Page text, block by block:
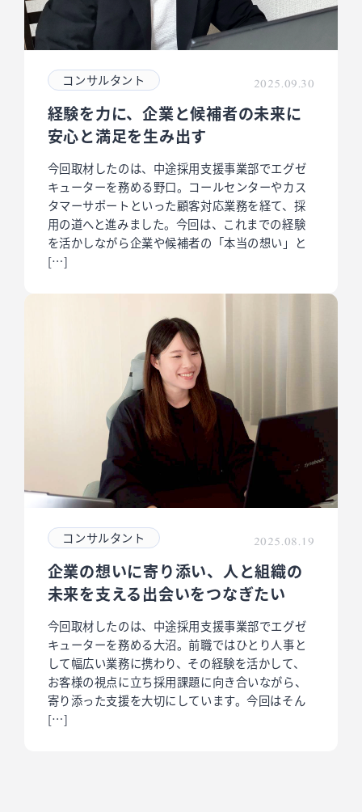
コンサルタント 2025.09.30
経験を力に、企業と候補者の未来に
安心と満足を生み出す
今回取材したのは、中途採用支援事業部でエグゼ
キューターを務める野口。コールセンターやカス
タマーサポートといった顧客対応業務を経て、採
用の道へと進みました。今回は、これまでの経験
を活かしながら企業や候補者の「本当の想い」と
[…]
コンサルタント 2025.08.19
企業の想いに寄り添い、人と組織の
未来を支える出会いをつなぎたい
今回取材したのは、中途採用支援事業部でエグゼ
キューターを務める大沼。前職ではひとり人事と
して幅広い業務に携わり、その経験を活かして、
お客様の視点に立ち採用課題に向き合いながら、
寄り添った支援を大切にしています。今回はそん
[…]